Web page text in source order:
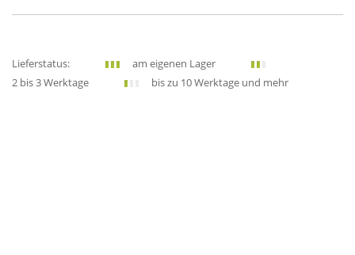
Lieferstatus:
am eigenen Lager
2 bis 3 Werktage
bis zu 10 Werktage und mehr